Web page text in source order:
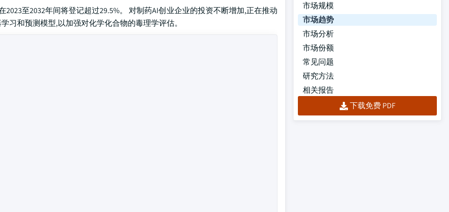
至2032年间将登记超过29.5%。 对制药AI创业企业的投资不断增加,正在推动
习和预测模型,以加强对化学化合物的毒理学评估。
市场规模
市场趋势
市场分析
市场份额
常见问题
研究方法
相关报告
下载免费 PDF